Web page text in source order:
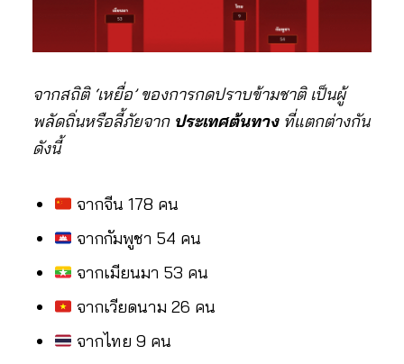
จากสถิติ ‘เหยื่อ’ ของการกดปราบข้ามชาติ เป็นผู้
พลัดถิ่นหรือลี้ภัยจาก ประเทศต้นทางที่แตกต่างกัน
ดังนี้
จากจีน 178 คน
จากกัมพูชา 54 คน
จากเมียนมา 53 คน
จากเวียดนาม 26 คน
จากไทย 9 คน